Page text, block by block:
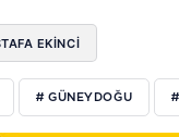
EKİNCİ
# GÜNEYDOĞU